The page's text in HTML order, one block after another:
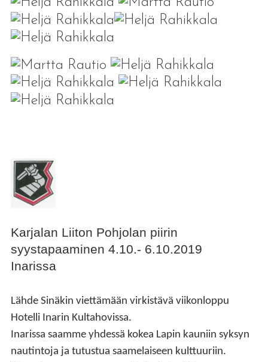
Karjalan Liiton Pohjolan piirin
syystapaaminen 4.10.- 6.10.2019
Inarissa
Lähde Sinäkin viettämään virkistävä viikonloppu
Hotelli Inarin Kultahovissa.
Inarissa saamme yhdessä kokea Lapin kauniin syksyn
nautintoja ja tutustua saamelaiseen kulttuuriin.